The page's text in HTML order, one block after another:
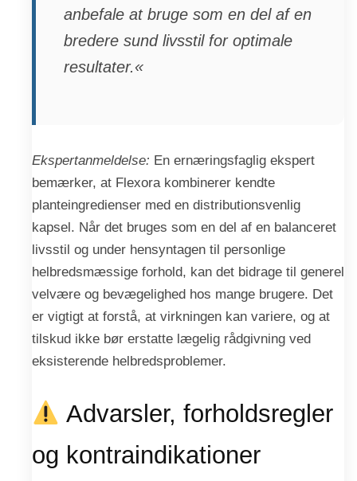
anbefale at bruge som en del af en
bredere sund livsstil for optimale
resultater.«
Ekspertanmeldelse: En ernæringsfaglig ekspert
bemærker, at Flexora kombinerer kendte
planteingredienser med en distributionsvenlig
kapsel. Når det bruges som en del af en balanceret
livsstil og under hensyntagen til personlige
helbredsmæssige forhold, kan det bidrage til generel
velvære og bevægelighed hos mange brugere. Det
er vigtigt at forstå, at virkningen kan variere, og at
tilskud ikke bør erstatte lægelig rådgivning ved
eksisterende helbredsproblemer.
Advarsler, forholdsregler
og kontraindikationer